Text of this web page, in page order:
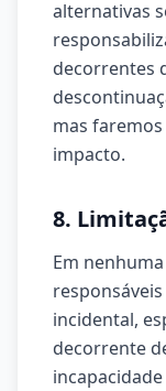
alternativas
decorrentes
mas
impacto.
8.
Em
incidental,
decorrente